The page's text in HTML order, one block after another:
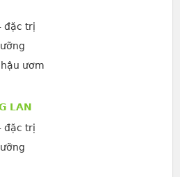
đặc trị
ươm
LAN
đặc trị